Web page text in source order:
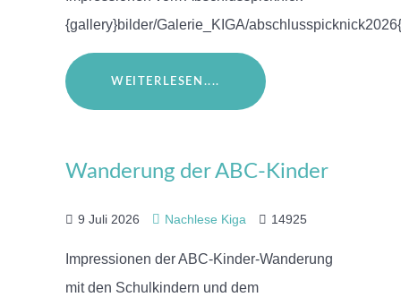
{gallery}bilder/Galerie_KIGA/
WEITERLESEN....
Wanderung der ABC-Kinder
9 Juli 2026 Nachlese Kiga 14925
Impressionen der ABC-Kinder-Wanderung
mit den Schulkindern und dem